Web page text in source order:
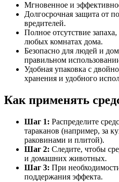
Мгновенное и
Долгосрочная защита от
вредителей.
Полное отсутствие
любых комнатах дома.
Безопасно для людей и
правильном
Удобная упаковка с
хранения и удобного
Как применять
Шаг 1: Распределите
тараканов (например, за
раковинами и плитой).
Шаг 2: Следите, чтобы
и домашних животных.
Шаг 3: При
поддержания эффекта.